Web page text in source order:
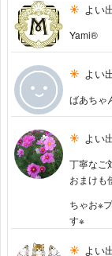
よい
Yami®️
よい
ばあちゃ
よい
丁寧なご
おまけも
ちゃお※
す※
よい